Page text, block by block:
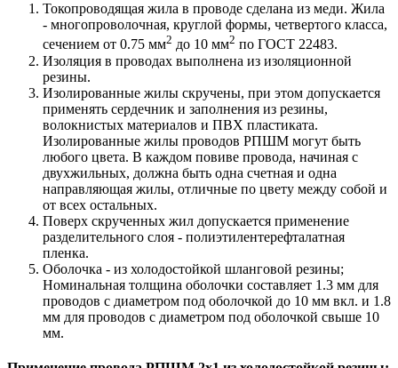
Токопроводящая жила в проводе сделана из меди. Жила
- многопроволочная, круглой формы, четвертого класса,
сечением от 0.75 мм2 до 10 мм2 по ГОСТ 22483.
Изоляция в проводах выполнена из изоляционной
резины.
Изолированные жилы скручены, при этом допускается
применять сердечник и заполнения из резины,
волокнистых материалов и ПВХ пластиката.
Изолированные жилы проводов РПШМ могут быть
любого цвета. В каждом повиве провода, начиная с
двухжильных, должна быть одна счетная и одна
направляющая жилы, отличные по цвету между собой и
от всех остальных.
Поверх скрученных жил допускается применение
разделительного слоя - полиэтилентерефталатная
пленка.
Оболочка - из холодостойкой шланговой резины;
Номинальная толщина оболочки составляет 1.3 мм для
проводов с диаметром под оболочкой до 10 мм вкл. и 1.8
мм для проводов с диаметром под оболочкой свыше 10
мм.